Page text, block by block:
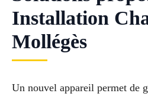
Installation
Mollégès
Un nouvel appareil permet de